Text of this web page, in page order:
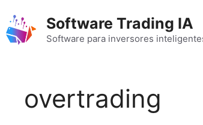
contenido
Software Trading IA
Software para inversores
overtrading